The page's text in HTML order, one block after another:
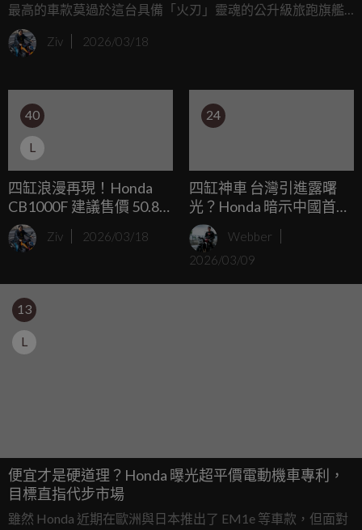
最高的車款莫過於這台具備「火刃」靈魂的公升級旅跑旗艦
Honda CB1000GT，這台被本田定義為「High Performance
Tourer」的全新作品，目標是將純粹的運動熱血注入到長途
Ziv 2026/03/18
40
L
四缸浪漫再現！Honda
CB1000F 建議售價 50.8
萬 台灣登場
Ziv 2026/03/18
24
四缸神車 台灣引進露曙
光？Honda 暗示中國首發
的 CB500 Super Four 要到
日本展示Webber
2026/03/09
13
L
便宜才是硬道理？Honda 曝光超平價電動機車專利，
目標直指代步市場
雖然 Honda 近期在歐洲與日本推出了 EM1e 等車款，但面對